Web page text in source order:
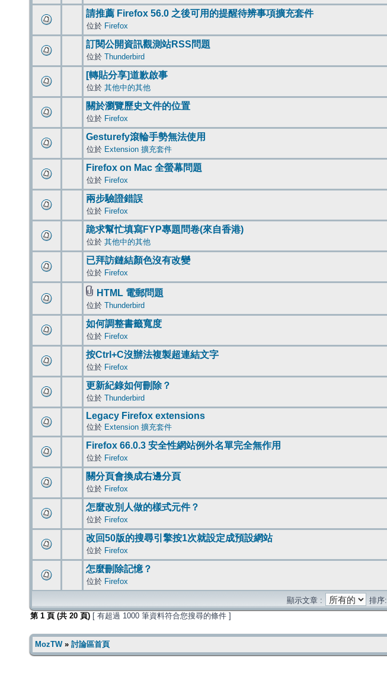
請推薦 Firefox 56.0 之後可用的提醒待辨事項擴充套件
位於 Firefox
訂閱公開資訊觀測站RSS問題
位於 Thunderbird
[轉貼分享]道歉啟事
位於 其他中的其他
關於瀏覽歷史文件的位置
位於 Firefox
Gesturefy滾輪手勢無法使用
位於 Extension 擴充套件
Firefox on Mac 全螢幕問題
位於 Firefox
兩步驗證錯誤
位於 Firefox
跪求幫忙填寫FYP專題問卷(來自香港)
位於 其他中的其他
已拜訪鏈結顏色沒有改變
位於 Firefox
HTML 電郵問題
位於 Thunderbird
如何調整書籤寬度
位於 Firefox
按Ctrl+C沒辦法複製超連結文字
位於 Firefox
更新紀錄如何刪除？
位於 Thunderbird
Legacy Firefox extensions
位於 Extension 擴充套件
Firefox 66.0.3 安全性網站例外名單完全無作用
位於 Firefox
關分頁會換成右邊分頁
位於 Firefox
怎麼改別人做的樣式元件？
位於 Firefox
改回50版的搜尋引擎按1次就設定成預設網站
位於 Firefox
怎麼刪除記憶？
位於 Firefox
顯示文章 :
排序:
第 1 頁 (共 20 頁) [ 有超過 1000 筆資料符合您搜尋的條件 ]
MozTW» 討論區首頁